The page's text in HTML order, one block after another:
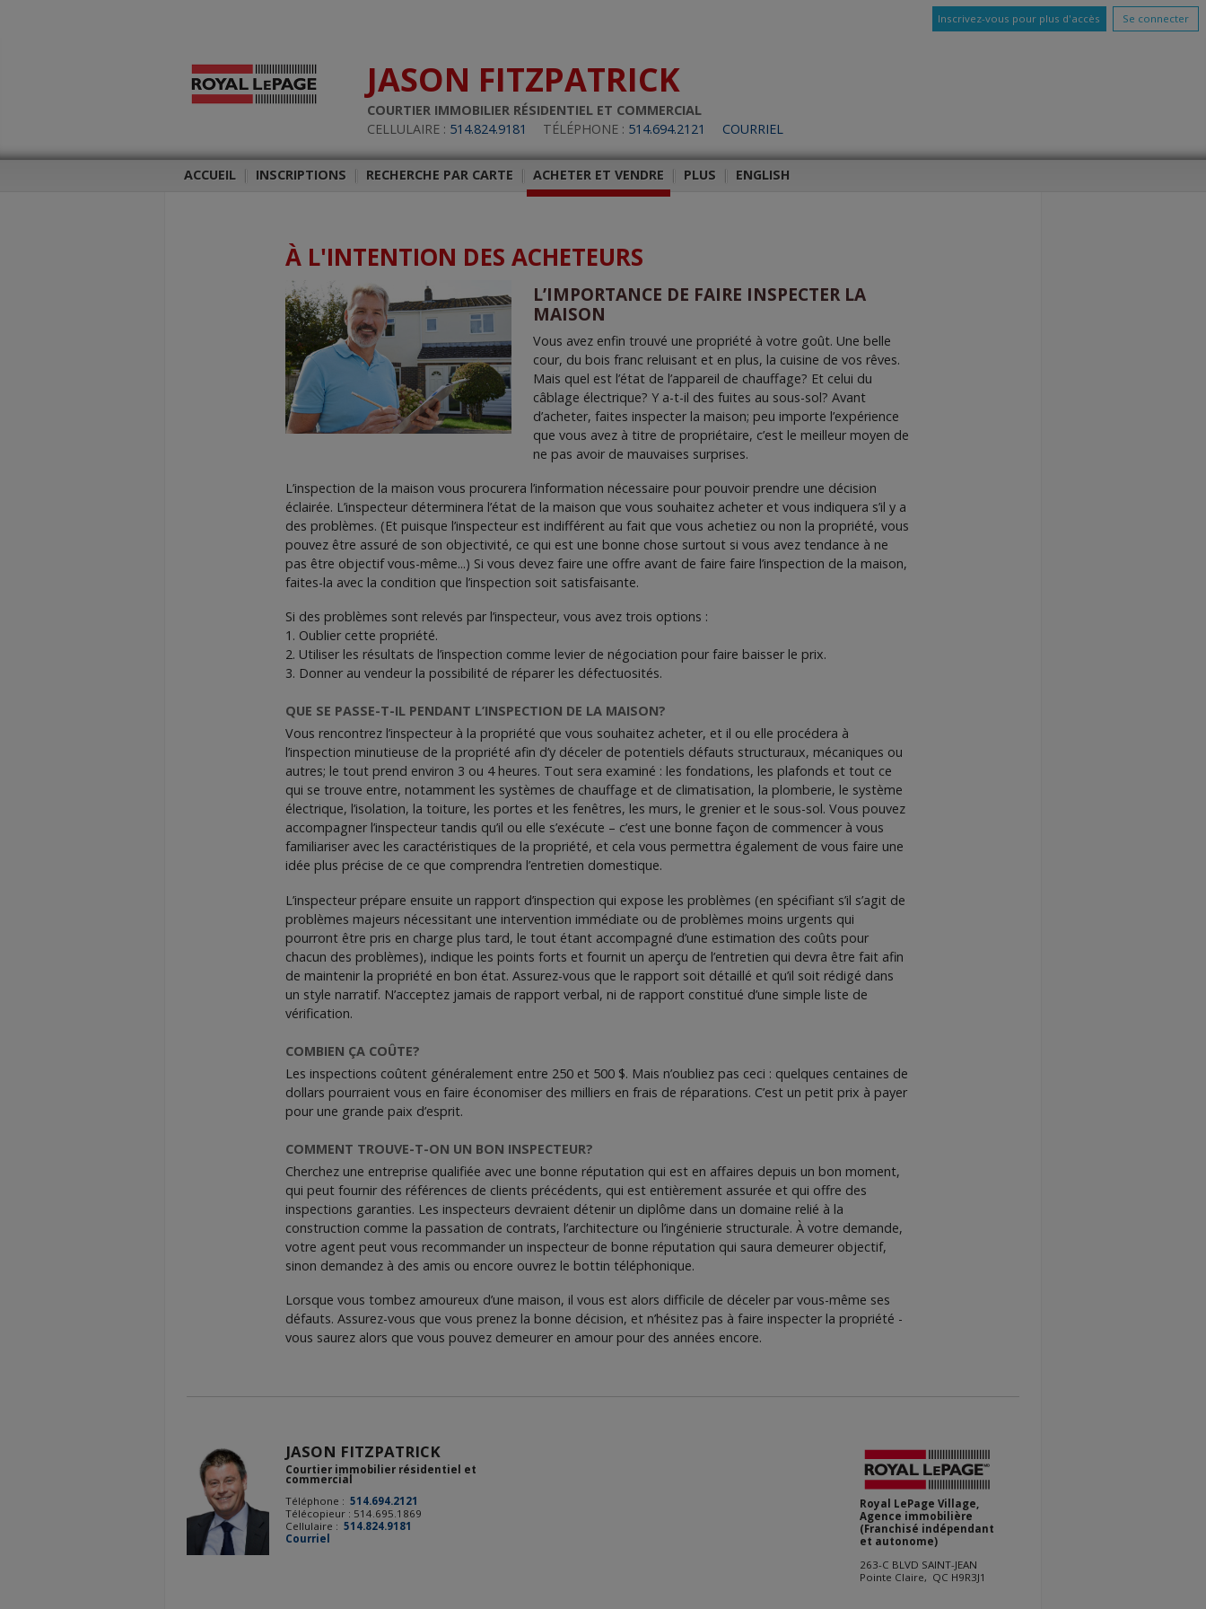
Inscrivez-vous pour plus d'accès Se connecter
JASON FITZPATRICK
COURTIER IMMOBILIER RÉSIDENTIEL ET COMMERCIAL
CELLULAIRE : 514.824.9181 TÉLÉPHONE : 514.694.2121 COURRIEL
ACCUEIL | INSCRIPTIONS | RECHERCHE PAR CARTE | ACHETER ET VENDRE | PLUS | ENGLISH
À L'INTENTION DES ACHETEURS
L’IMPORTANCE DE FAIRE INSPECTER LA
MAISON
Vous avez enfin trouvé une propriété à votre goût. Une belle
cour, du bois franc reluisant et en plus, la cuisine de vos rêves.
Mais quel est l’état de l’appareil de chauffage? Et celui du
câblage électrique? Y a-t-il des fuites au sous-sol? Avant
d’acheter, faites inspecter la maison; peu importe l’expérience
que vous avez à titre de propriétaire, c’est le meilleur moyen de
ne pas avoir de mauvaises surprises.
L’inspection de la maison vous procurera l’information nécessaire pour pouvoir prendre une décision
éclairée. L’inspecteur déterminera l’état de la maison que vous souhaitez acheter et vous indiquera s’il y a
des problèmes. (Et puisque l’inspecteur est indifférent au fait que vous achetiez ou non la propriété, vous
pouvez être assuré de son objectivité, ce qui est une bonne chose surtout si vous avez tendance à ne
pas être objectif vous-même...) Si vous devez faire une offre avant de faire faire l’inspection de la maison,
faites-la avec la condition que l’inspection soit satisfaisante.
Si des problèmes sont relevés par l’inspecteur, vous avez trois options :
1. Oublier cette propriété.
2. Utiliser les résultats de l’inspection comme levier de négociation pour faire baisser le prix.
3. Donner au vendeur la possibilité de réparer les défectuosités.
QUE SE PASSE-T-IL PENDANT L’INSPECTION DE LA MAISON?
Vous rencontrez l’inspecteur à la propriété que vous souhaitez acheter, et il ou elle procédera à
l’inspection minutieuse de la propriété afin d’y déceler de potentiels défauts structuraux, mécaniques ou
autres; le tout prend environ 3 ou 4 heures. Tout sera examiné : les fondations, les plafonds et tout ce
qui se trouve entre, notamment les systèmes de chauffage et de climatisation, la plomberie, le système
électrique, l’isolation, la toiture, les portes et les fenêtres, les murs, le grenier et le sous-sol. Vous pouvez
accompagner l’inspecteur tandis qu’il ou elle s’exécute – c’est une bonne façon de commencer à vous
familiariser avec les caractéristiques de la propriété, et cela vous permettra également de vous faire une
idée plus précise de ce que comprendra l’entretien domestique.
L’inspecteur prépare ensuite un rapport d’inspection qui expose les problèmes (en spécifiant s’il s’agit de
problèmes majeurs nécessitant une intervention immédiate ou de problèmes moins urgents qui
pourront être pris en charge plus tard, le tout étant accompagné d’une estimation des coûts pour
chacun des problèmes), indique les points forts et fournit un aperçu de l’entretien qui devra être fait afin
de maintenir la propriété en bon état. Assurez-vous que le rapport soit détaillé et qu’il soit rédigé dans
un style narratif. N’acceptez jamais de rapport verbal, ni de rapport constitué d’une simple liste de
vérification.
COMBIEN ÇA COÛTE?
Les inspections coûtent généralement entre 250 et 500 $. Mais n’oubliez pas ceci : quelques centaines de
dollars pourraient vous en faire économiser des milliers en frais de réparations. C’est un petit prix à payer
pour une grande paix d’esprit.
COMMENT TROUVE-T-ON UN BON INSPECTEUR?
Cherchez une entreprise qualifiée avec une bonne réputation qui est en affaires depuis un bon moment,
qui peut fournir des références de clients précédents, qui est entièrement assurée et qui offre des
inspections garanties. Les inspecteurs devraient détenir un diplôme dans un domaine relié à la
construction comme la passation de contrats, l’architecture ou l’ingénierie structurale. À votre demande,
votre agent peut vous recommander un inspecteur de bonne réputation qui saura demeurer objectif,
sinon demandez à des amis ou encore ouvrez le bottin téléphonique.
Lorsque vous tombez amoureux d’une maison, il vous est alors difficile de déceler par vous-même ses
défauts. Assurez-vous que vous prenez la bonne décision, et n’hésitez pas à faire inspecter la propriété -
vous saurez alors que vous pouvez demeurer en amour pour des années encore.
JASON FITZPATRICK
Courtier immobilier résidentiel et
commercial
Téléphone : 514.694.2121
Télécopieur : 514.695.1869
Cellulaire : 514.824.9181
Courriel
Royal LePage Village,
Agence immobilière
(Franchisé indépendant
et autonome)
263-C BLVD SAINT-JEAN
Pointe Claire, QC H9R3J1